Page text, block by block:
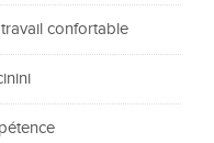
confortable